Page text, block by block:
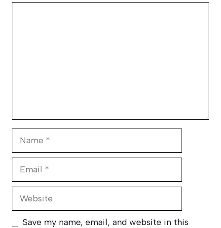
Website
Save my name, email, and website in this